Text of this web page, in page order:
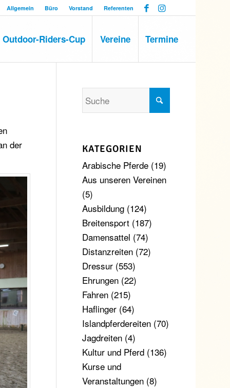
Allgemein Büro Vorstand Referenten
Outdoor-Riders-Cup Vereine Termine
der
KATEGORIEN
Arabische Pferde(19)
Aus unseren Vereinen
(5)
Ausbildung(124)
Breitensport(187)
Damensattel (74)
Distanzreiten(72)
Dressur(553)
Ehrungen(22)
Fahren(215)
Haflinger(64)
Islandpferdereiten(70)
Jagdreiten(4)
Kultur und Pferd(136)
Kurse und
Veranstaltungen(8)